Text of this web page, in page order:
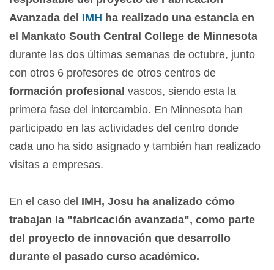
Avanzada del IMH ha realizado una estancia en
el Mankato South Central College de Minnesota
durante las dos últimas semanas de octubre, junto
con otros 6 profesores de otros centros de
formación profesional vascos, siendo esta la
primera fase del intercambio. En Minnesota han
participado en las actividades del centro donde
cada uno ha sido asignado y también han realizado
visitas a empresas.
En el caso del IMH, Josu ha analizado cómo
trabajan la "fabricación avanzada", como parte
del proyecto de innovación que desarrollo
durante el pasado curso académico.